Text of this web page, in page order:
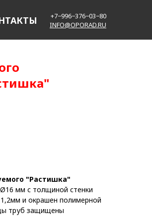
+7−996−376−03−80
INFO@OPORAD.RU
"Растишка"
мм с толщиной стенки
и окрашен полимерной
труб защищены